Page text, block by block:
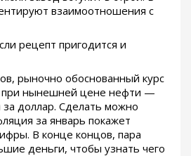
взаимоотношения с
рецепт пригодится и
рыночно обоснованный курс
при нынешней цене нефти —
доллар. Сделать можно
за январь покажет
В конце концов, пара
деньги, чтобы узнать чего